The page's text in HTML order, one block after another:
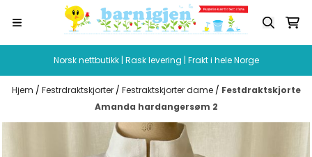
Hopp til innhold
Norsk nettbutikk | Rask levering | Frakt i hele Norge
Hjem / Festrdraktskjorter / Festraktskjorter dame / Festdraktskjorte
Amanda hardangersøm 2